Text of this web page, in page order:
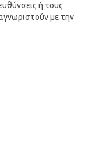
ή τους
με την